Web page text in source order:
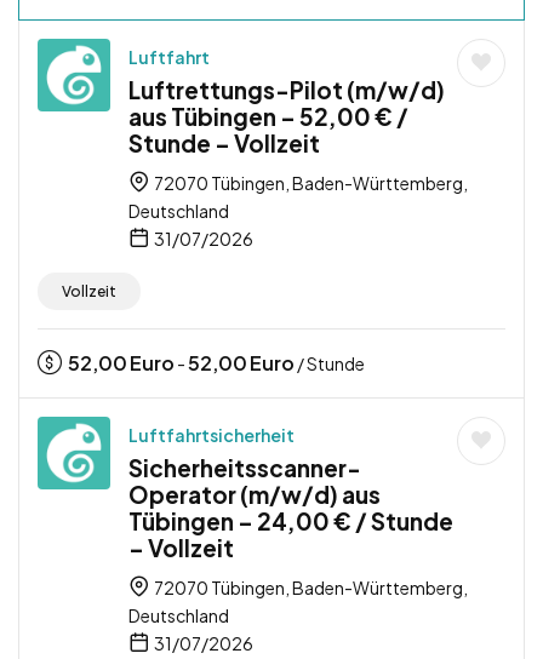
Luftfahrt
Luftrettungs-Pilot (m/w/d)
aus Tübingen – 52,00 € /
Stunde – Vollzeit
72070 Tübingen, Baden-Württemberg,
Deutschland
31/07/2026
Vollzeit
52,00Euro -52,00Euro / Stunde
Luftfahrtsicherheit
Sicherheitsscanner-
Operator (m/w/d) aus
Tübingen – 24,00 € / Stunde
– Vollzeit
72070 Tübingen, Baden-Württemberg,
Deutschland
31/07/2026